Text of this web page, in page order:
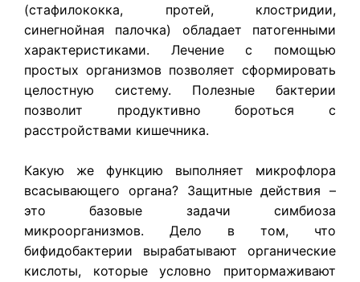
(стафилококка, протей, клостридии,
синегнойная палочка) обладает патогенными
характеристиками. Лечение с помощью
простых организмов позволяет сформировать
целостную систему. Полезные бактерии
позволит продуктивно бороться с
расстройствами кишечника.
Какую же функцию выполняет микрофлора
всасывающего органа? Защитные действия –
это базовые задачи симбиоза
микроорганизмов. Дело в том, что
бифидобактерии вырабатывают органические
кислоты, которые условно притормаживают